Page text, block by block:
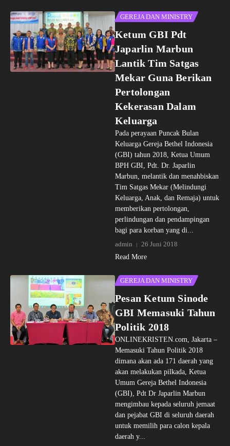
GEREJA DAN MINISTRY
Ketum GBI Pdt
Japarlin Marbun
Lantik Tim Satgas
Mekar Guna Berikan
Pertolongan
Kekerasan Dalam
Keluarga
Pada perayaan Puncak Bulan
Keluarga Gereja Bethel Indonesia
(GBI) tahun 2018, Ketua Umum
BPH GBI, Pdt. Dr. Japarlin
Marbun, melantik dan menahbiskan
Tim Satgas Mekar (Melindungi
Keluarga, Anak, dan Remaja) untuk
memberikan pertolongan,
perlindungan dan pendampingan
bagi para korban yang di...
admin
26 Juni 2018
Read More
GEREJA DAN MINISTRY
Pesan Ketum Sinode
GBI Memasuki Tahun
Politik 2018
ONLINEKRISTEN.com, Jakarta –
Memasuki Tahun Politik 2018
dimana akan ada 171 daerah yang
akan melakukan pilkada, Ketua
Umum Gereja Bethel Indonesia
(GBI), Pdt Dr Japarlin Marbun
mengimbau kepada seluruh jemaat
dan pejabat GBI di seluruh daerah
untuk memilih para calon kepala
daerah y...